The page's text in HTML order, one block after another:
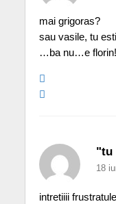
mai grigoras?
sau vasile, tu
…ba nu…e florin!
"tu
18
intretiiii